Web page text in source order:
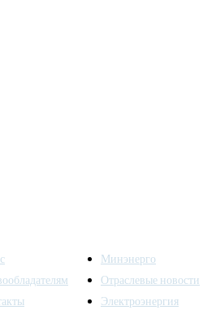
Минэнерго
Отраслевые новости
Электроэнергия